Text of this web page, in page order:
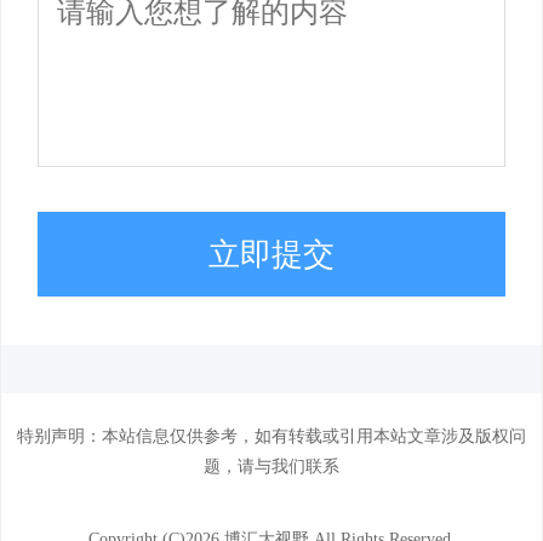
立即提交
特别声明：本站信息仅供参考，如有转载或引用本站文章涉及版权问
题，请与我们联系